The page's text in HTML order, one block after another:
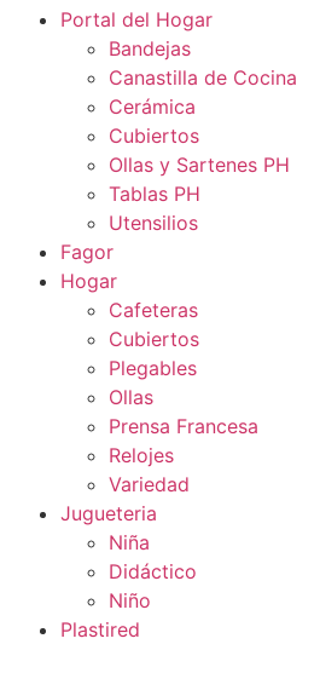
Portal del Hogar
Bandejas
Canastilla de Cocina
Cerámica
Cubiertos
Ollas y Sartenes PH
Tablas PH
Utensilios
Fagor
Hogar
Cafeteras
Cubiertos
Plegables
Ollas
Prensa Francesa
Relojes
Variedad
Jugueteria
Niña
Didáctico
Niño
Plastired